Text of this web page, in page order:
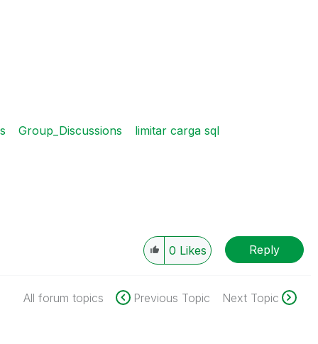
Group_Discussions limitar carga sql
0 Likes Reply
All forum topics Previous Topic Next Topic